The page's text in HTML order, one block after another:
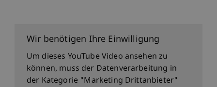
Stephan Bierling
Wir benötigen Ihre Einwilligung
Um dieses YouTube Video ansehen zu
können, muss der Datenverarbeitung in
der Kategorie "Marketing Drittanbieter"